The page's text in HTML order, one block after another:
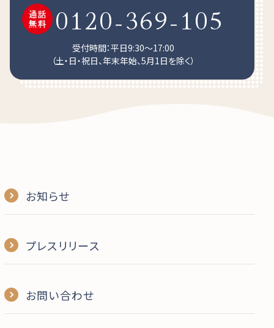
0120-369-105
受付時間：平日9:30～17:00
（土・日・祝日、年末年始、5月1日を除く）
お知らせ
プレスリリース
お問い合わせ